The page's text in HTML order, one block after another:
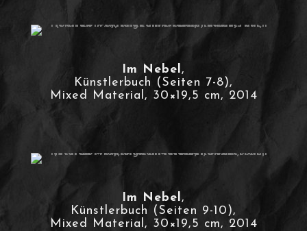
Im Nebel,
Künstlerbuch (Seiten 7-8),
Mixed Material, 30×19,5 cm, 2014
Im Nebel,
Künstlerbuch (Seiten 9-10),
Mixed Material, 30×19,5 cm, 2014